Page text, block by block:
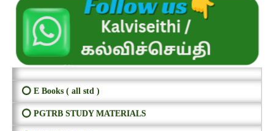
⭕ E Books ( all std )
⭕ PGTRB STUDY MATERIALS